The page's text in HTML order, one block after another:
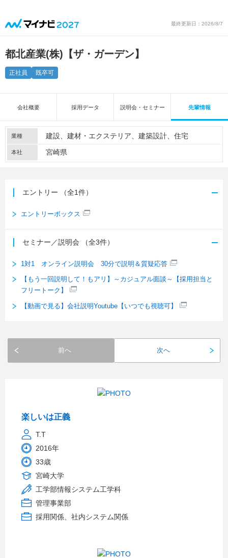
最終更新日：2026/8/7
都北産業(株)【ザ・ガーデン】
正社員 既卒可
会社概要 採用データ 説明会・セミナー 先輩情報
業種 建設 建材・エクステリア 建築設計 住宅
本社 宮崎県
エントリー （全1件）
エントリーボックス
セミナー／説明会 （全3件）
1対1 オンライン説明会 30分で説明＆質疑応答
【もう一回説明して！もアリ】～カジュアル面談～【採用担当と
フリートーク】
【動画で見る】会社説明Youtube【いつでも視聴可】
前へ 次へ
楽しいは正義
T.T
2016年
33歳
宮崎大学
工学部情報システム工学科
管理事業部
採用関係、社内システム関係